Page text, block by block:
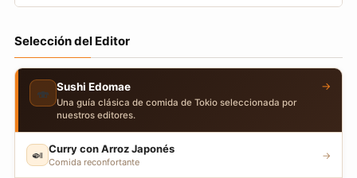
Selección del Editor
🍣 Sushi Edomae
Una guía clásica de comida de Tokio seleccionada por
nuestros editores.
→
🍛 Curry con Arroz Japonés
Comida reconfortante
→